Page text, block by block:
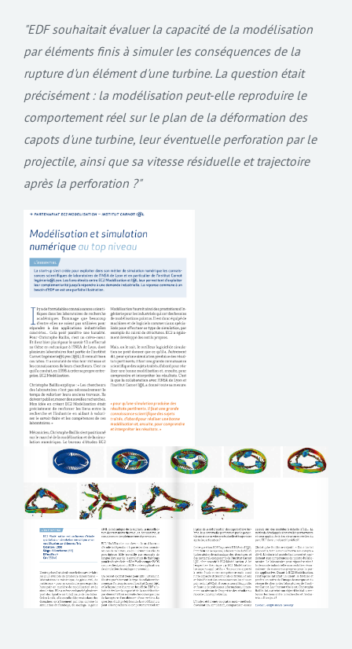
EDF souhaitait évaluer la capacité de la modélisation
par éléments finis à simuler les conséquences de la
rupture d'un élément d'une turbine. La question était
précisément : la modélisation peut-elle reproduire le
comportement réel sur le plan de la déformation des
capots d'une turbine, leur éventuelle perforation par le
projectile, ainsi que sa vitesse résiduelle et trajectoire
après la perforation ?